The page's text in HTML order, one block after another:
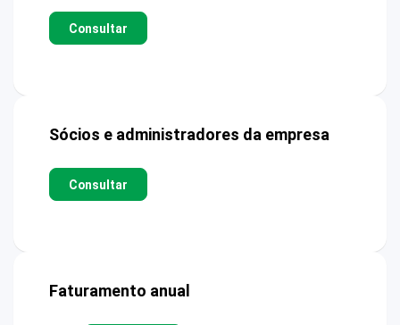
Consultar
Sócios e administradores da empresa
Consultar
Faturamento anual